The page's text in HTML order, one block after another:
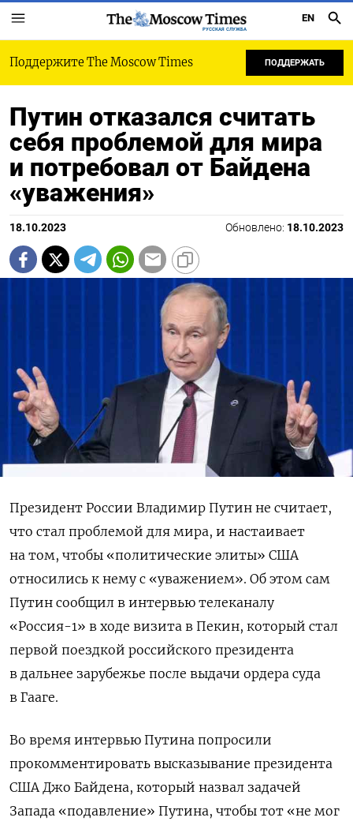
РУССКАЯ СЛУЖБА
EN
Поддержите The Moscow Times ПОДДЕРЖАТЬ
Путин отказался считать
себя проблемой для мира
и потребовал от Байдена
«уважения»
18.10.2023 Обновлено: 18.10.2023
Президент России Владимир Путин не считает,
что стал проблемой для мира, и настаивает
на том, чтобы «политические элиты» США
относились к нему с «уважением». Об этом сам
Путин сообщил в интервью телеканалу
«Россия-1» в ходе визита в Пекин, который стал
первой поездкой российского президента
в дальнее зарубежье после выдачи ордера суда
в Гааге.
Во время интервью Путина попросили
прокомментировать высказывание президента
США Джо Байдена, который назвал задачей
Запада «подавление» Путина, чтобы тот «не мог